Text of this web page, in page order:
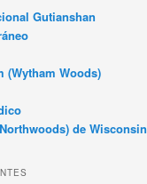
Gutianshan
(Wytham Woods)
de Wisconsin